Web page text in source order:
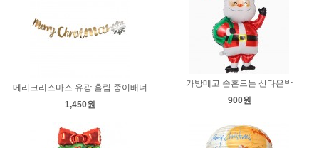
메리크리스마스 유광 흘림 종이배너
1,450원
가방메고 손흔드는 산타은박
900원